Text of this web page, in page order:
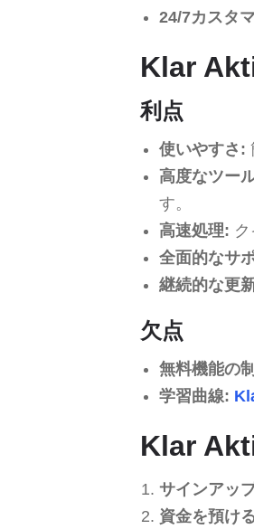
24/7カスタ
Klar
利点
使いやすさ:
高度なツー
す。
高速処理:
全面的なサ
継続的な更
欠点
無料機能の
学習曲線:
Klar
サインアッ
資金を預け